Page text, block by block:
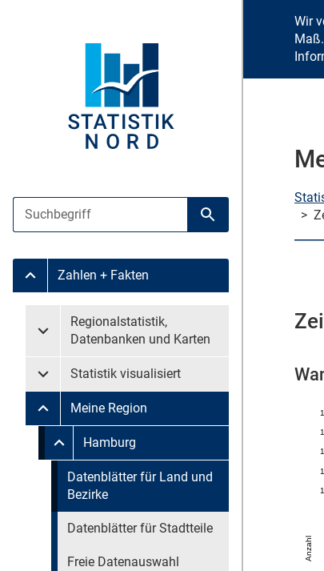
Suche
Untermenü Zahlen + Fakten
Zahlen + Fakten
Untermenü überspringen
Untermenü Regionalstatistik, Datenbanken und
Regionalstatistik,
Datenbanken und Karten
Untermenü Statistik visualisiert
Statistik visualisiert
Untermenü Meine Region
Meine Region
Untermenü überspringen
Untermenü Meine Region Hamburg
Hamburg
Untermenü überspringen
Datenblätter für Land und
Bezirke
Datenblätter für Stadtteile
Freie Datenauswahl
Wir
>
Anzahl